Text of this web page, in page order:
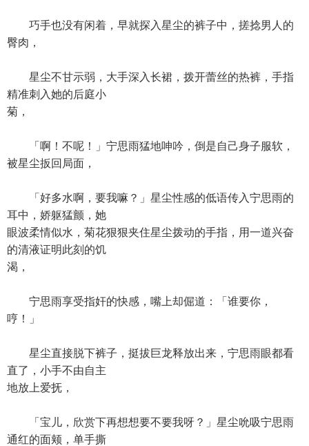
巧手也没有闲着，早就探入星尘的裤子中，搓捻男人的
臀肉，
星尘不甘示弱，大手深入长裙，拨开蕾丝的热裤，手指
精准刺入她的后庭小
菊，
「啊！不呢！」宁思雨猛地呻吟，倒是自己身子服软，
被星尘扳回局面，
「好多水啊，要我嘛？」星尘性感的低语传入宁思雨的
耳中，娇躯猛颤，她
眼波柔情似水，菊花狠狠夹住星尘拨动的手指，用一道兴奋
的清液证明此刻的饥
渴，
宁思雨享受指奸的快感，嘴上却倔道：「谁要你，
哼！」
星尘直接脱下裤子，挺拔巨龙释放出来，宁思雨眼都看
直了，小手不由自主
地放上爱抚，
「宝儿，欣赏下再想想要不要我呀？」星尘吮吸宁思雨
通红的面颊，单手撕